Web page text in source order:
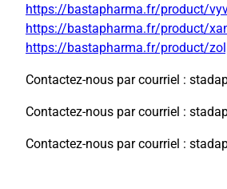
https://bastapharma.fr/product/
https://bastapharma.fr/product/
https://bastapharma.fr/product/
Contactez-nous par courriel :
Contactez-nous par courriel :
Contactez-nous par courriel :